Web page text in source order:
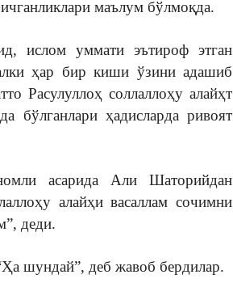
маълум бўлмоқда.
ислом уммати эътироф этган
ҳар бир киши ўзини адашиб
Расулуллоҳ соллаллоҳу алайҳт
бўлганлари ҳадисларда ривоят
асарида Али Шаторийдан
алайҳи васаллам сочимни
деди.
шундай”, деб жавоб бердилар.